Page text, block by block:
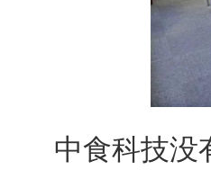
中食科技没